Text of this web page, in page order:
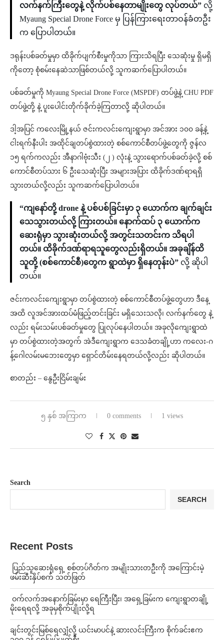
လက်နက်ကြီးတွေနဲ့ လိုက်ပစ်နေတာမျိုးတွေ လုပ်တယ်” လို့
Myaung Special Drone Force မှ ပြန်ကြားရေးတာဝန်ခံတဦး
က ပြောပါတယ်။
ဒရုန်းပစ်ခတ်မှုမှာ ထိခိုက်ပျက်စီးမှုကိုသာ ကြားသိရပြီး သေဆုံးမှု ရှိမရှိ
ကိုတော့ စုံစမ်းနေဆဲသာဖြစ်တယ်လို့ သူကဆက်ပြောပါတယ်။
ပစ်ခတ်မှုကို Myaung Special Drone Force (MSPDF) တပ်ဖွဲ့နဲ့ CHU PDF
တပ်ဖွဲ့တို့ နဲ့ ပူးပေါင်းတိုက်ခိုက်ခဲ့ကြတာလို့ ဆိုပါတယ်။
ဒါ့အပြင် ကလေးမြို့နယ် ဇင်းကလင်းကျေးရွာမှာ အင်အား ၁၀၀ ခန့်နဲ့
ငါးရက်နီးပါး အထိုင်ချတပ်စွဲထားတဲ့ စစ်ကောင်စီတပ်ဖွဲ့တွေကို ဇွန်လ
၁၅ ရက်ကလည်း အီနာဂါဗုံးသီး (၂ ) လုံးနဲ့ သွားရောက်ပစ်ခတ်ခဲ့လို့ စစ်
ကောင်စီတပ်သား ၆ ဦးသေဆုံးပြီး အများအပြား ထိခိုက်ဒဏ်ရာရရှိ
သွားတယ်လို့လည်း သူကဆက်ပြောပါတယ်။
“ကျနော်တို့ drone နဲ့ ပစ်ပစ်ခြင်းမှာ ၃ ယောက်က ချက်ချင်း
သေသွားတယ်လို့ ကြားတယ်။ နောက်ထပ် ၃ ယောက်က
ဆေးရုံမှာ သွားဆုံးတယ်လို့ အတွင်းသတင်းက သိရပါ
တယ်။ ထိခိုက်ဒဏ်ရာရသူတွေလည်းရှိတယ်။ အခုချိန်ထိ
သူတို့ (စစ်ကောင်စီ)တွေက ရွာထဲမှာ ရှိနေတုန်းပဲ” လို့ ဆိုပါ
တယ်။
ဇင်းကလင်းကျေးရွာမှာ တပ်စွဲထားတဲ့ စစ်ကောင်စီတပ်ဖွဲ့တွေဟာ ဒီနေ့
အထိ လူအင်အားထပ်မံဖြည့်တင်းခြင်း မရှိသေးသလို၊ လက်နက်တွေ နဲ့
လည်း ရမ်းသမ်းပစ်ခတ်မှုတွေ ပြုလုပ်နေပါတယ်။ အခုလိုကျေးရွာထဲ
မှာ တပ်စွဲထားတဲ့အတွက် အဲဒီကျေးရွာက ဒေသခံတချို့ဟာ ကလေး-ဂ
န့်ဂေါလမ်းမဘေးတွေမှာ ရှောင်တိမ်းနေရတယ်လို့လည်း ဆိုပါတယ်။
စာတည်း – နွေဦးငြိမ်းချမ်း
၅ နှစ် အကြာက 0 comments 1 views
Search
SEARCH
Recent Posts
⁩ ⁨ပြည်သူဆေးရုံရှေ့ စစ်တပ်ဂိတ်က အမျိုးသားတဦးကို အကြောင်းမဲ့
ဖမ်းဆီးနှိပ်စက် သတ်ဖြတ်
⁩ ⁨ဝက်လက်အနောက်ခြမ်းမှာ ရေကြီးပြီး၊ အရှေ့ခြမ်းက ကျေးရွာတချို့
မိုးရေရလို့ အခုမှစိုက်ပျိုးလို့ရ
ချင်းတွင်းမြစ်ရေလျှံလို့ ယင်းမာပင်နဲ့ ဆားလင်းကြီးက စိုက်ခင်းဧက